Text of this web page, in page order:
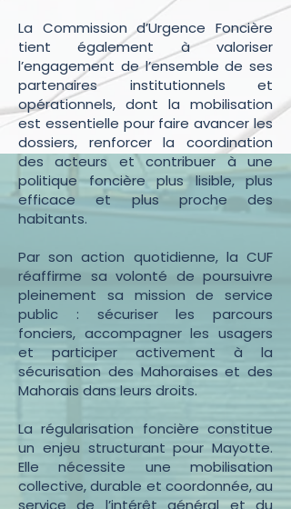
La Commission d’Urgence Foncière
tient également à valoriser
l’engagement de l’ensemble de ses
partenaires institutionnels et
opérationnels, dont la mobilisation
est essentielle pour faire avancer les
dossiers, renforcer la coordination
des acteurs et contribuer à une
politique foncière plus lisible, plus
efficace et plus proche des
habitants.
Par son action quotidienne, la CUF
réaffirme sa volonté de poursuivre
pleinement sa mission de service
public : sécuriser les parcours
fonciers, accompagner les usagers
et participer activement à la
sécurisation des Mahoraises et des
Mahorais dans leurs droits.
La régularisation foncière constitue
un enjeu structurant pour Mayotte.
Elle nécessite une mobilisation
collective, durable et coordonnée, au
service de l’intérêt général et du